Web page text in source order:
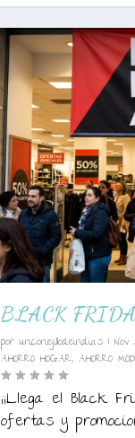
BLACK
porunconejillodeindias |Nov
AHORRO HOGAR,AHORRO
¡¡Llega el Black
ofertas y